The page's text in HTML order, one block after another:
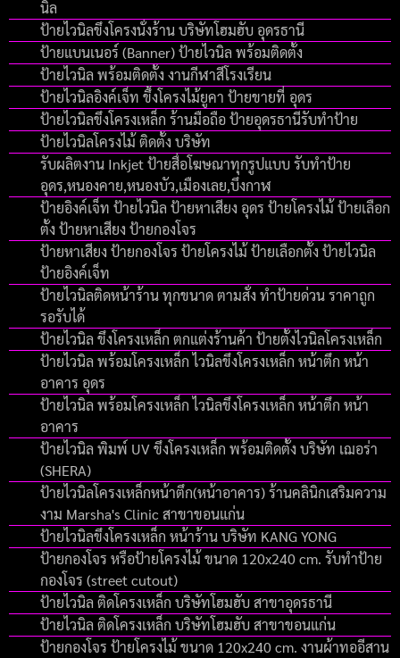
นิล
ป้ายไวนิลขึงโครงนั่งร้าน บริษัทโฮมฮับ อุดรธานี
ป้ายแบนเนอร์ (Banner) ป้ายไวนิล พร้อมติดตั้ง
ป้ายไวนิล พร้อมติดตั้ง งานกีฬาสีโรงเรียน
ป้ายไวนิลอิงค์เจ็ท ขึ้งโครงไม้ยูคา ป้ายขายที่ อุดร
ป้ายไวนิลขึงโครงเหล็ก ร้านมือถือ ป้ายอุดรธานีรับทำป้าย
ป้ายไวนิลโครงไม้ ติดตั้ง บริษัท
รับผลิตงาน Inkjet ป้ายสื่อโฆษณาทุกรูปแบบ รับทำป้าย
อุดร,หนองคาย,หนองบัว,เมืองเลย,บึงกาฬ
ป้ายอิงค์เจ็ท ป้ายไวนิล ป้ายหาเสียง อุดร ป้ายโครงไม้ ป้ายเลือก
ตั้ง ป้ายหาเสียง ป้ายกองโจร
ป้ายหาเสียง ป้ายกองโจร ป้ายโครงไม้ ป้ายเลือกตั้ง ป้ายไวนิล
ป้ายอิงค์เจ็ท
ป้ายไวนิลติดหน้าร้าน ทุกขนาด ตามสั่ง ทำป้ายด่วน ราคาถูก
รอรับได้
ป้ายไวนิล ขึงโครงเหล็ก ตกแต่งร้านค้า ป้ายตั้งไวนิลโครงเหล็ก
ป้ายไวนิล พร้อมโครงเหล็ก ไวนิลขึงโครงเหล็ก หน้าตึก หน้า
อาคาร อุดร
ป้ายไวนิล พร้อมโครงเหล็ก ไวนิลขึงโครงเหล็ก หน้าตึก หน้า
อาคาร
ป้ายไวนิล พิมพ์ UV ขึงโครงเหล็ก พร้อมติดตั้ง บริษัท เฌอร่า
(SHERA)
ป้ายไวนิลโครงเหล็กหน้าตึก(หน้าอาคาร) ร้านคลินิกเสริมความ
งาม Marsha's Clinic สาขาขอนแก่น
ป้ายไวนิลขึงโครงเหล็ก หน้าร้าน บริษัท KANG YONG
ป้ายกองโจร หรือป้ายโครงไม้ ขนาด 120x240 cm. รับทำป้าย
กองโจร (street cutout)
ป้ายไวนิล ติดโครงเหล็ก บริษัทโฮมฮับ สาขาอุดรธานี
ป้ายไวนิล ติดโครงเหล็ก บริษัทโฮมฮับ สาขาขอนแก่น
ป้ายกองโจร ป้ายโครงไม้ ขนาด 120x240 cm. งานผ้าทออีสาน